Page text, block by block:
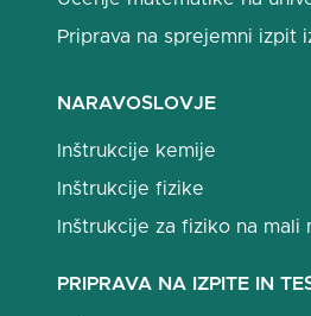
Priprava na sprejemni izpit
NARAVOSLOVJE
Inštrukcije kemije
Inštrukcije fizike
Inštrukcije za fiziko na mali
PRIPRAVA NA IZPITE IN